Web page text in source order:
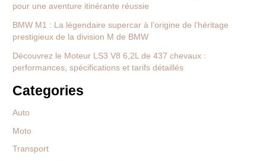
pour une aventure itinérante réussie
BMW M1 : La légendaire supercar à l’origine de l’héritage
prestigieux de la division M de BMW
Découvrez le Moteur LS3 V8 6,2L de 437 chevaux :
performances, spécifications et tarifs détaillés
Categories
Auto
Moto
Transport